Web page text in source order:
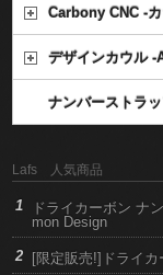
Carbony CNC -
デザインカウル
ナンバーストラ
Lafs 人気商品
ドライカーボン ナ
mon Design
[限定販売!]ドライ